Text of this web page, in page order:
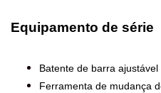
Equipamento de série
Batente de barra
Ferramenta de mudança